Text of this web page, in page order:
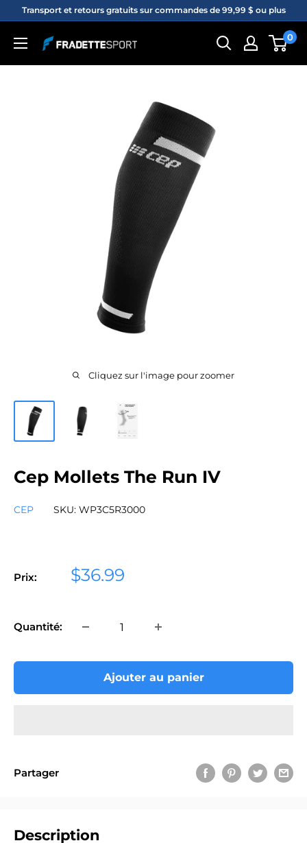
Passer
contenu
Transport et retours gratuits sur commandes de 99,99 $ ou plus
Fradette
sport
0
Cliquez sur l'image pour zoomer
Cep Mollets The Run IV
CEP SKU: WP3C5R3000
Prix:
Prix
$36.99
Quantité:
Ajouter au panier
Partager
Description